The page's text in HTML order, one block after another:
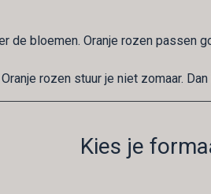
de bloemen. Oranje rozen passen
Oranje rozen stuur je niet zomaar.
Kies je